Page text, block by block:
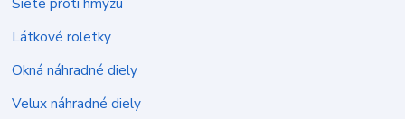
Látkové roletky
Okná náhradné diely
Velux náhradné diely